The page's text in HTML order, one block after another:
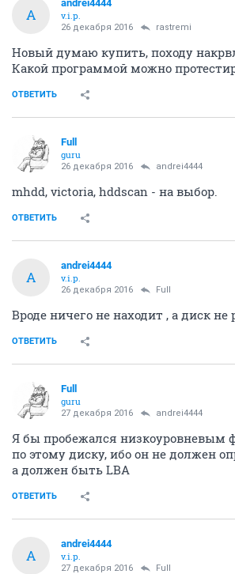
A
andrei4444
v.i.p.
26 декабря 2016 rastremi
Новый думаю купить, походу
Какой программой можно
ОТВЕТИТЬ
Full
guru
26 декабря 2016 andrei4444
mhdd, victoria, hddscan - на выбор.
ОТВЕТИТЬ
A
andrei4444
v.i.p.
26 декабря 2016 Full
Вроде ничего не находит , а диск не
ОТВЕТИТЬ
Full
guru
27 декабря 2016 andrei4444
Я бы пробежался низкоуровневым
по этому диску, ибо он не должен
а должен быть LBA
ОТВЕТИТЬ
A
andrei4444
v.i.p.
27 декабря 2016 Full